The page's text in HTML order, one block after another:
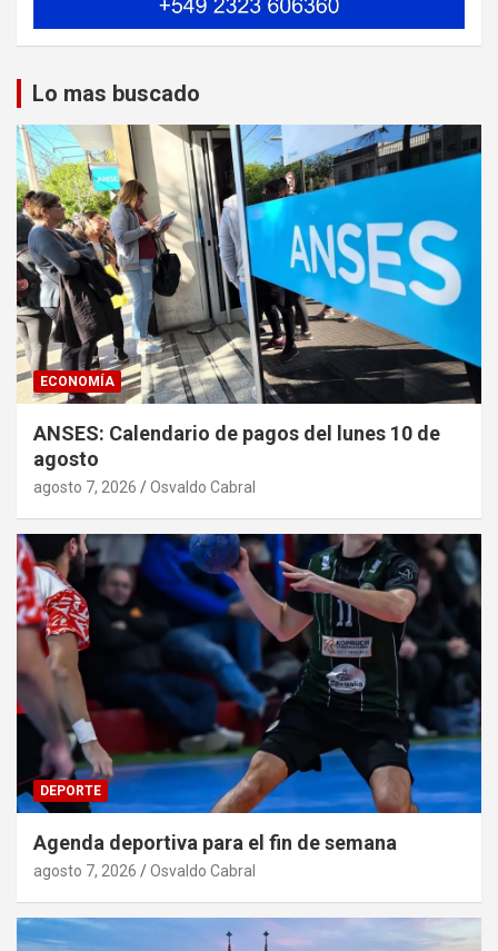
Lo mas buscado
ECONOMÍA
ANSES: Calendario de pagos del lunes 10 de
agosto
agosto 7, 2026 Osvaldo Cabral
DEPORTE
Agenda deportiva para el fin de semana
agosto 7, 2026 Osvaldo Cabral